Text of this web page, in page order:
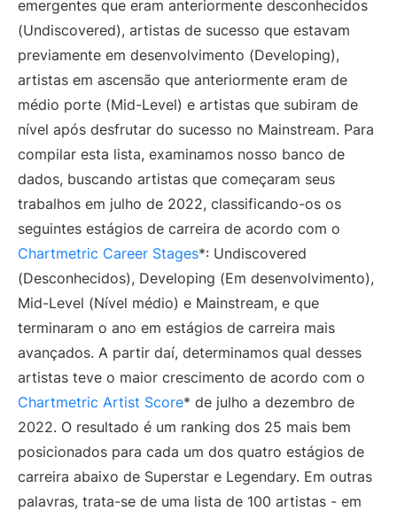
emergentes que eram anteriormente desconhecidos
(Undiscovered), artistas de sucesso que estavam
previamente em desenvolvimento (Developing),
artistas em ascensão que anteriormente eram de
médio porte (Mid-Level) e artistas que subiram de
nível após desfrutar do sucesso no Mainstream. Para
compilar esta lista, examinamos nosso banco de
dados, buscando artistas que começaram seus
trabalhos em julho de 2022, classificando-os os
seguintes estágios de carreira de acordo com o
Chartmetric Career Stages*: Undiscovered
(Desconhecidos), Developing (Em desenvolvimento),
Mid-Level (Nível médio) e Mainstream, e que
terminaram o ano em estágios de carreira mais
avançados. A partir daí, determinamos qual desses
artistas teve o maior crescimento de acordo com o
Chartmetric Artist Score* de julho a dezembro de
2022. O resultado é um ranking dos 25 mais bem
posicionados para cada um dos quatro estágios de
carreira abaixo de Superstar e Legendary. Em outras
palavras, trata-se de uma lista de 100 artistas - em